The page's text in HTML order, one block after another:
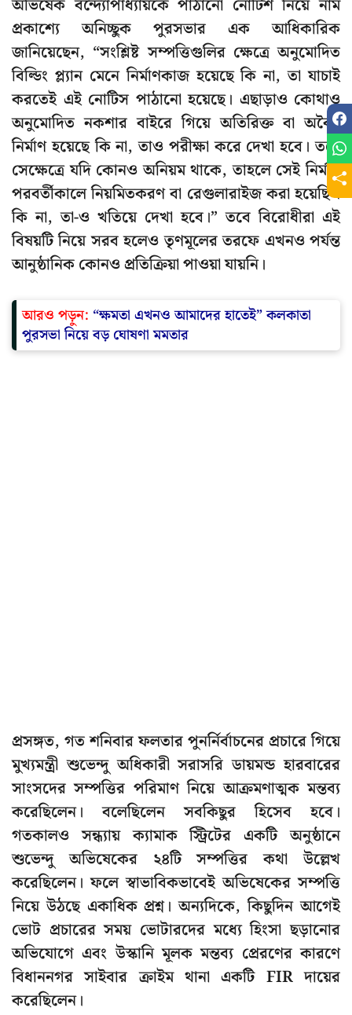
অভিষেক বন্দ্যোপাধ্যায়কে পাঠানো নোটিশ নিয়ে নাম
প্রকাশ্যে অনিচ্ছুক পুরসভার এক আধিকারিক
জানিয়েছেন, “সংশ্লিষ্ট সম্পত্তিগুলির ক্ষেত্রে অনুমোদিত
বিল্ডিং প্ল্যান মেনে নির্মাণকাজ হয়েছে কি না, তা যাচাই
করতেই এই নোটিস পাঠানো হয়েছে। এছাড়াও কোথাও
অনুমোদিত নকশার বাইরে গিয়ে অতিরিক্ত বা অবৈধ
নির্মাণ হয়েছে কি না, তাও পরীক্ষা করে দেখা হবে। তবে
সেক্ষেত্রে যদি কোনও অনিয়ম থাকে, তাহলে সেই নির্মাণ
পরবর্তীকালে নিয়মিতকরণ বা রেগুলারাইজ করা হয়েছিল
কি না, তা-ও খতিয়ে দেখা হবে।” তবে বিরোধীরা এই
বিষয়টি নিয়ে সরব হলেও তৃণমূলের তরফে এখনও পর্যন্ত
আনুষ্ঠানিক কোনও প্রতিক্রিয়া পাওয়া যায়নি।
আরও পড়ুন: “ক্ষমতা এখনও আমাদের হাতেই” কলকাতা
পুরসভা নিয়ে বড় ঘোষণা মমতার
প্রসঙ্গত, গত শনিবার ফলতার পুনর্নির্বাচনের প্রচারে গিয়ে
মুখ্যমন্ত্রী শুভেন্দু অধিকারী সরাসরি ডায়মন্ড হারবারের
সাংসদের সম্পত্তির পরিমাণ নিয়ে আক্রমণাত্মক মন্তব্য
করেছিলেন। বলেছিলেন সবকিছুর হিসেব হবে।
গতকালও সন্ধ্যায় ক্যামাক স্ট্রিটের একটি অনুষ্ঠানে
শুভেন্দু অভিষেকের ২৪টি সম্পত্তির কথা উল্লেখ
করেছিলেন। ফলে স্বাভাবিকভাবেই অভিষেকের সম্পত্তি
নিয়ে উঠছে একাধিক প্রশ্ন। অন্যদিকে, কিছুদিন আগেই
ভোট প্রচারের সময় ভোটারদের মধ্যে হিংসা ছড়ানোর
অভিযোগে এবং উস্কানি মূলক মন্তব্য প্রেরণের কারণে
বিধাননগর সাইবার ক্রাইম থানা একটি FIR দায়ের
করেছিলেন।